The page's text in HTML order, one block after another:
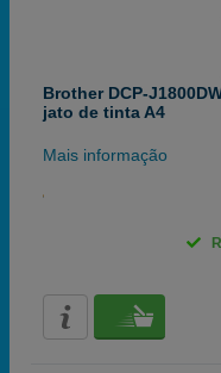
Brother DCP-
jato de tinta A4
Mais informação